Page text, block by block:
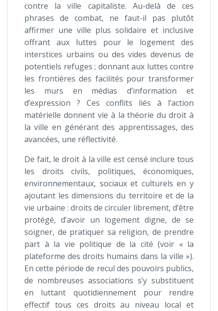
contre la ville capitaliste. Au-delà de ces
phrases de combat, ne faut-il pas plutôt
affirmer une ville plus solidaire et inclusive
offrant aux luttes pour le logement des
interstices urbains ou des vides devenus de
potentiels refuges ; donnant aux luttes contre
les frontières des facilités pour transformer
les murs en médias d’information et
d’expression ? Ces conflits liés à l’action
matérielle donnent vie à la théorie du droit à
la ville en générant des apprentissages, des
avancées, une réflectivité.
De fait, le droit à la ville est censé inclure tous
les droits civils, politiques, économiques,
environnementaux, sociaux et culturels en y
ajoutant les dimensions du territoire et de la
vie urbaine : droits de circuler librement, d’être
protégé, d’avoir un logement digne, de se
soigner, de pratiquer sa religion, de prendre
part à la vie politique de la cité (voir « la
plateforme des droits humains dans la ville »).
En cette période de recul des pouvoirs publics,
de nombreuses associations s’y substituent
en luttant quotidiennement pour rendre
effectif tous ces droits au niveau local et